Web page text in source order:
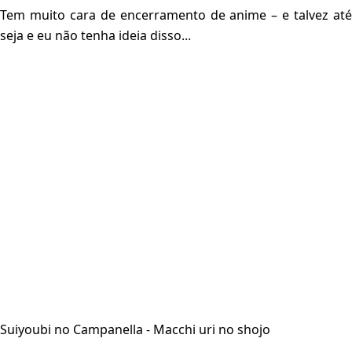
Tem muito cara de encerramento de anime – e talvez até
seja e eu não tenha ideia disso...
Suiyoubi no Campanella - Macchi uri no shojo